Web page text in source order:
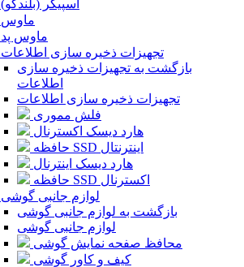
اسپیکر (بلندگو)
ماوس
ماوس پد
تجهیزات ذخیره سازی اطلاعات
بازگشت به تجهیزات ذخیره سازی
اطلاعات
تجهیزات ذخیره سازی اطلاعات
فلش مموری
هارد دیسک اکسترنال
حافظه SSD اینترنتال
هارد دیسک اینترنال
حافظه SSD اکسترنال
لوازم جانبی گوشی
بازگشت به لوازم جانبی گوشی
لوازم جانبی گوشی
محافظ صفحه نمایش گوشی
کیف و کاور گوشی